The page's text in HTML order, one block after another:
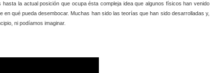
la actual posición que ocupa ésta compleja idea que algunos físicos han venido
qué pueda desembocar. Muchas han sido las teorías que han sido desarrolladas y,
ni podíamos imaginar.